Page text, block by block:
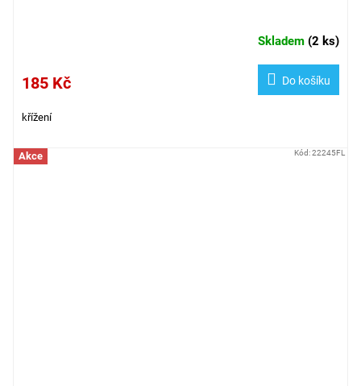
Skladem (2 ks)
185 Kč Do košíku
křížení
Akce Kód:22245FL